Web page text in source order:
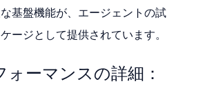
基盤機能が、エージェントの試
ージとして提供されています。
ーマンスの詳細：